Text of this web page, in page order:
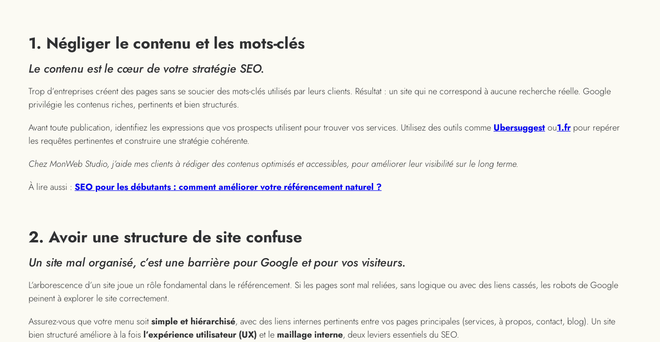
1. Négliger le contenu et les mots-clés
Le contenu est le cœur de votre stratégie SEO.
Trop d’entreprises créent des pages sans se soucier des mots-clés utilisés par leurs clients. Résultat : un site qui ne correspond à aucune recherche réelle. Google
privilégie les contenus riches, pertinents et bien structurés.
Avant toute publication, identifiez les expressions que vos prospects utilisent pour trouver vos services. Utilisez des outils comme Ubersuggestou1.frpour repérer
les requêtes pertinentes et construire une stratégie cohérente.
Chez MonWeb Studio, j’aide mes clients à rédiger des contenus optimisés et accessibles, pour améliorer leur visibilité sur le long terme.
À lire aussi : SEO pour les débutants : comment améliorer votre référencement naturel ?
2. Avoir une structure de site confuse
Un site mal organisé, c’est une barrière pour Google et pour vos visiteurs.
L’arborescence d’un site joue un rôle fondamental dans le référencement. Si les pages sont mal reliées, sans logique ou avec des liens cassés, les robots de Google
peinent à explorer le site correctement.
Assurez-vous que votre menu soitsimple et hiérarchisé, avec des liens internes pertinents entre vos pages principales (services, à propos, contact, blog). Un site
bien structuré améliore à la fois l’expérience utilisateur (UX) et le maillage interne, deux leviers essentiels du SEO.